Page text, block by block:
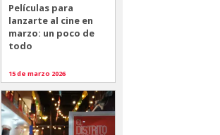
Películas para
lanzarte al cine en
marzo: un poco de
todo
15 de marzo 2026